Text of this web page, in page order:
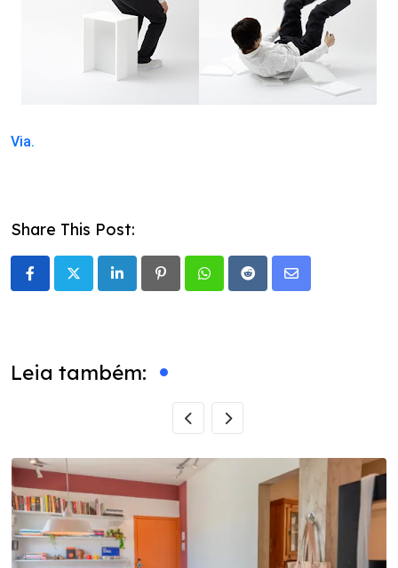
Via.
Share This Post:
LinkedIn PinterestWhatsappRedditShare
Leia também: